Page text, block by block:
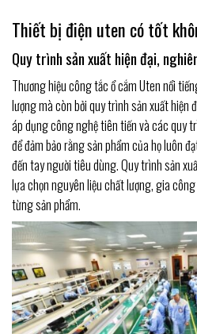
Thiết bị điện uten có tốt
Quy trình sản xuất hiện đại,
Thương hiệu công tắc ổ cắm Uten nổi
lượng mà còn bởi quy trình sản xuất hiện
áp dụng công nghệ tiên tiến và các quy
để đảm bảo rằng sản phẩm của họ luôn
đến tay người tiêu dùng. Quy trình sản
lựa chọn nguyên liệu chất lượng, gia
từng sản phẩm.